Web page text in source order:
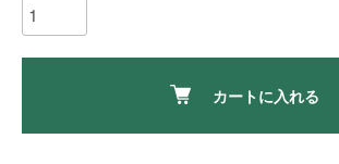
カートに入れる